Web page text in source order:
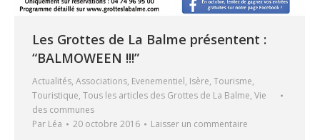
Les Grottes de La Balme présentent :
“BALMOWEEN !!!”
Actualités, Associations, Evenementiel, Isère, Tourisme,
Touristique, Tous les articles des Grottes de La Balme, Vie
des communes
Par Léa 20 octobre 2016 Laisser un commentaire